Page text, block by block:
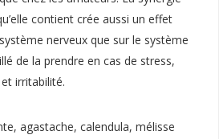
contient crée aussi un effet
nerveux que sur le système
de la prendre en cas de stress,
irritabilité.
agastache, calendula, mélisse